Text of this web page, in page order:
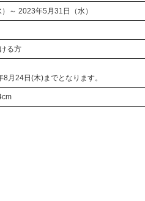
～ 2023年5月31日（水）
る方
月24日(木)までとなります。